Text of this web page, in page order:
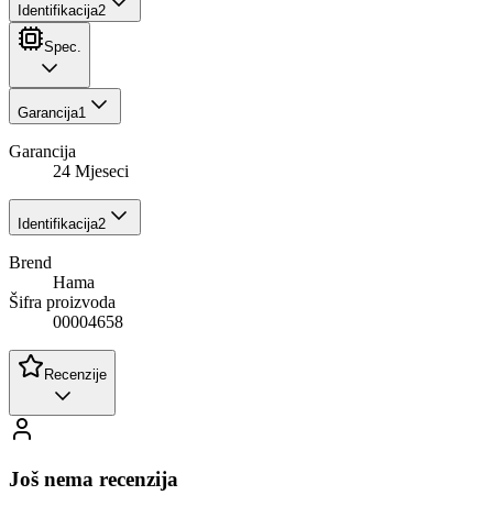
Identifikacija2
Spec.
Garancija1
Garancija
24 Mjeseci
Identifikacija2
Brend
Hama
Šifra proizvoda
00004658
Recenzije
Još nema recenzija